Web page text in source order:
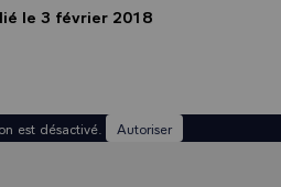
le 3 février 2018
est désactivé. Autoriser